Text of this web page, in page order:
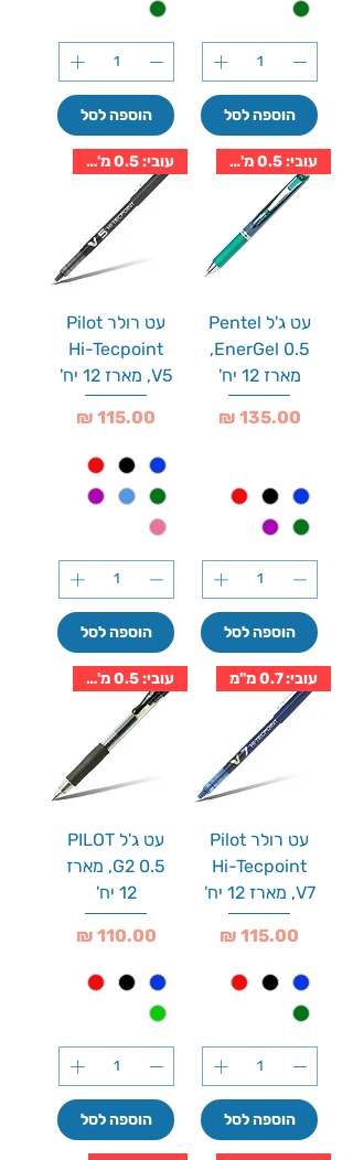
הוספה לסל הוספה לסל
עובי: 0.5 מ''מ
עט ג'ל Pentel
EnerGel 0.5,
מארז 12 יח'
מחיר
הוספה לסל
עובי: 0.5 מ''מ
עט רולר Pilot
Hi-Tecpoint
V5, מארז 12 יח'
מחיר
הוספה לסל
עובי: 0.7 מ''מ
עט רולר Pilot
Hi-Tecpoint
V7, מארז 12 יח'
מחיר
הוספה לסל
עובי: 0.5 מ''מ
עט ג'ל PILOT
G2 0.5, מארז
12 יח'
מחיר
הוספה לסל